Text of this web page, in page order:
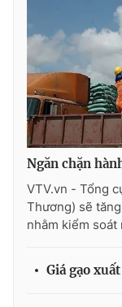
Ngăn chặn
VTV.vn - Tổng
Thương) sẽ
nhằm kiểm soát
Giá gạo